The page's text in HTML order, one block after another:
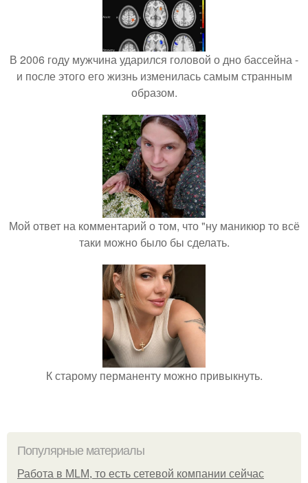
В 2006 году мужчина ударился головой о дно бассейна -
и после этого его жизнь изменилась самым странным
образом.
Мой ответ на комментарий о том, что "ну маникюр то всё
таки можно было бы сделать.
К старому перманенту можно привыкнуть.
Популярные материалы
Работа в MLM, то есть сетевой компании сейчас